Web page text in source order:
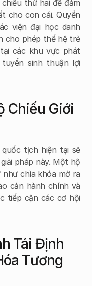
thứ hai để đảm
cho con cái. Quyền
viện đại học danh
cho phép thế hệ trẻ
các khu vực phát
sinh thuận lợi
Chiếu Giới
tịch hiện tại sẽ
pháp này. Một hộ
chìa khóa mở ra
cản hành chính và
tiếp cận các cơ hội
Tái Định
Tương